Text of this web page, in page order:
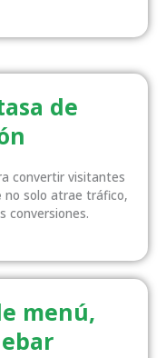
de
convertir visitantes
no solo atrae tráfico,
conversiones.
menú,